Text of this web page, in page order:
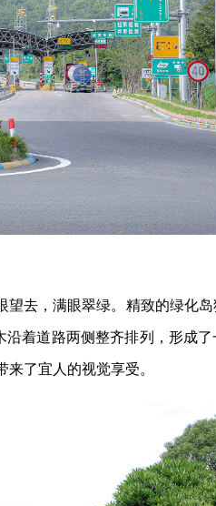
去，满眼翠绿。精致的绿化
着道路两侧整齐排列，形成了
了宜人的视觉享受。